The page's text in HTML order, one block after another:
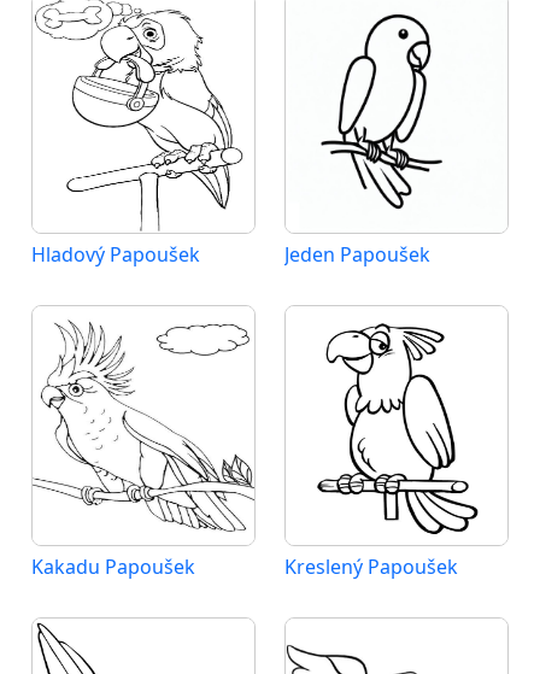
Hladový Papoušek Jeden Papoušek
Kakadu Papoušek Kreslený Papoušek